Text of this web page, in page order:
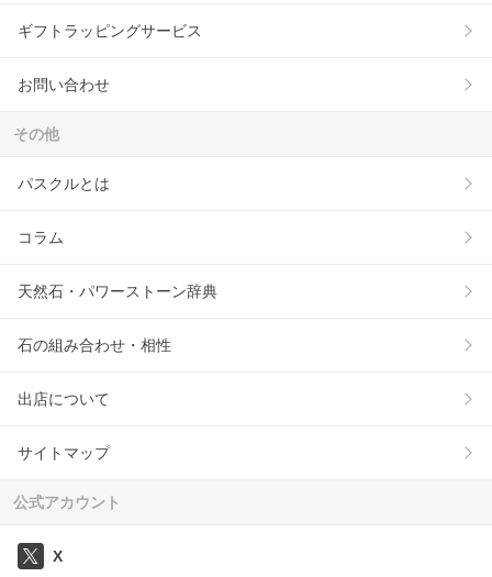
ギフトラッピングサービス
お問い合わせ
その他
パスクルとは
コラム
天然石・パワーストーン辞典
石の組み合わせ・相性
出店について
サイトマップ
公式アカウント
X